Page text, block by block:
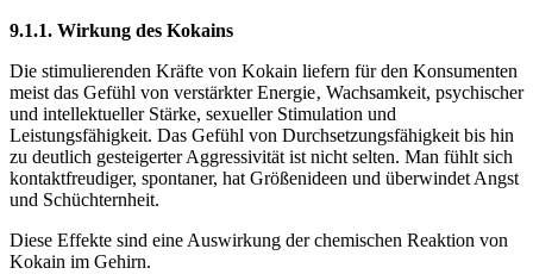
9.1.1. Wirkung des Kokains
Die stimulierenden Kräfte von Kokain liefern für den Konsumenten
meist das Gefühl von verstärkter Energie‚ Wachsamkeit, psychischer
und intellektueller Stärke, sexueller Stimulation und
Leistungsfähigkeit. Das Gefühl von Durchsetzungsfähigkeit bis hin
zu deutlich gesteigerter Aggressivität ist nicht selten. Man fühlt sich
kontaktfreudiger, spontaner, hat Größenideen und überwindet Angst
und Schüchternheit.
Diese Effekte sind eine Auswirkung der chemischen Reaktion von
Kokain im Gehirn.